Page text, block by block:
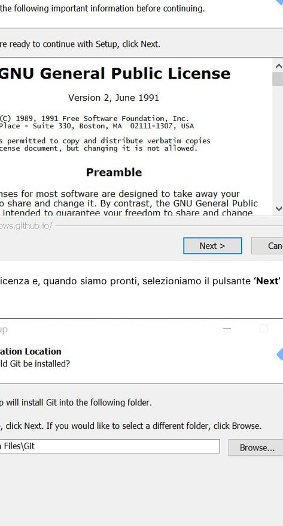
e, quando siamo pronti, selezioniamo il pulsante ‘Next’